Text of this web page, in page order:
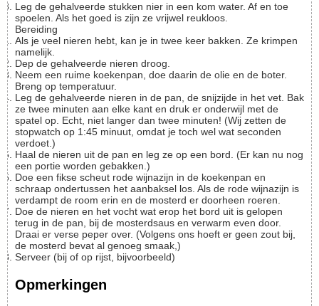
Leg de gehalveerde stukken nier in een kom water. Af en toe
spoelen. Als het goed is zijn ze vrijwel reukloos.
Bereiding
Als je veel nieren hebt, kan je in twee keer bakken. Ze krimpen
namelijk.
Dep de gehalveerde nieren droog.
Neem een ruime koekenpan, doe daarin de olie en de boter.
Breng op temperatuur.
Leg de gehalveerde nieren in de pan, de snijzijde in het vet. Bak
ze twee minuten aan elke kant en druk er onderwijl met de
spatel op. Echt, niet langer dan twee minuten! (Wij zetten de
stopwatch op 1:45 minuut, omdat je toch wel wat seconden
verdoet.)
Haal de nieren uit de pan en leg ze op een bord. (Er kan nu nog
een portie worden gebakken.)
Doe een fikse scheut rode wijnazijn in de koekenpan en
schraap ondertussen het aanbaksel los. Als de rode wijnazijn is
verdampt de room erin en de mosterd er doorheen roeren.
Doe de nieren en het vocht wat erop het bord uit is gelopen
terug in de pan, bij de mosterdsaus en verwarm even door.
Draai er verse peper over. (Volgens ons hoeft er geen zout bij,
de mosterd bevat al genoeg smaak,)
Serveer (bij of op rijst, bijvoorbeeld)
Opmerkingen